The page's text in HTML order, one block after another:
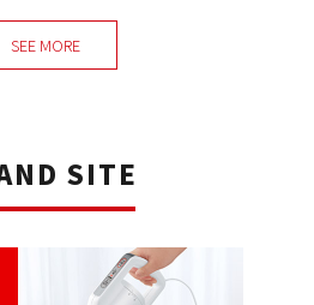
SEE MORE
SITE